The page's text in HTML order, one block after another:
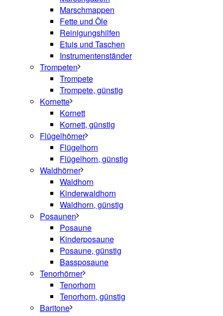
Marschmappen
Fette und Öle
Reinigungshilfen
Etuis und Taschen
Instrumentenständer
Trompeten
Trompete
Trompete, günstig
Kornette
Kornett
Kornett, günstig
Flügelhörner
Flügelhorn
Flügelhorn, günstig
Waldhörner
Waldhorn
Kinderwaldhorn
Waldhorn, günstig
Posaunen
Posaune
Kinderposaune
Posaune, günstig
Bassposaune
Tenorhörner
Tenorhorn
Tenorhorn, günstig
Baritone